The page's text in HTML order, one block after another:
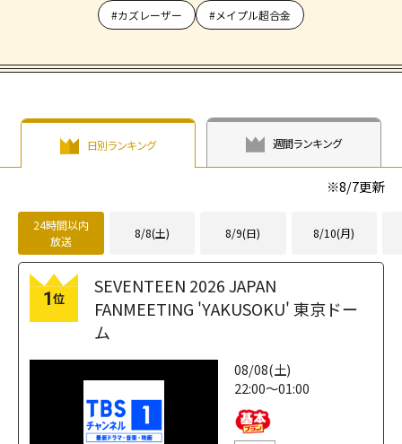
#カズレーザー #メイプル超合金
日別ランキング 週間ランキング
※8/7更新
24時間以内
放送
8/8(土) 8/9(日) 8/10(月)
1位
SEVENTEEN 2026 JAPAN
FANMEETING 'YAKUSOKU' 東京ドー
ム
08/08(土)
22:00～01:00